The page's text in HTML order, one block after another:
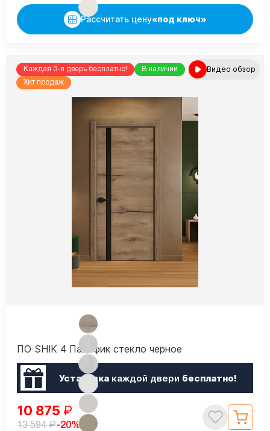
Рассчитать цену«под ключ»
Каждая 3-я дверь бесплатно!
В наличии
Хит продаж
Видео обзор
ПО SHIK 4 Пацифик стекло черное
Установкакаждой двери бесплатно!
10 875 ₽
13 594₽-20%